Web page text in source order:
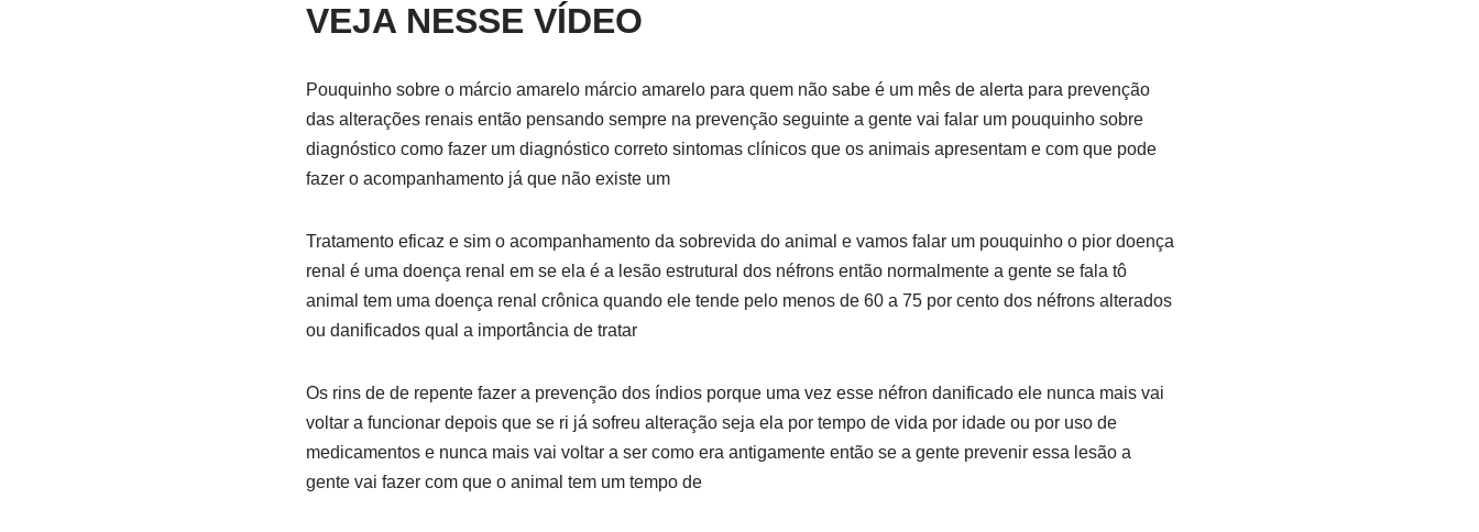
VEJA NESSE VÍDEO
Pouquinho sobre o márcio amarelo márcio amarelo para quem não sabe é um mês de alerta para prevenção
das alterações renais então pensando sempre na prevenção seguinte a gente vai falar um pouquinho sobre
diagnóstico como fazer um diagnóstico correto sintomas clínicos que os animais apresentam e com que pode
fazer o acompanhamento já que não existe um
Tratamento eficaz e sim o acompanhamento da sobrevida do animal e vamos falar um pouquinho o pior doença
renal é uma doença renal em se ela é a lesão estrutural dos néfrons então normalmente a gente se fala tô
animal tem uma doença renal crônica quando ele tende pelo menos de 60 a 75 por cento dos néfrons alterados
ou danificados qual a importância de tratar
Os rins de de repente fazer a prevenção dos índios porque uma vez esse néfron danificado ele nunca mais vai
voltar a funcionar depois que se ri já sofreu alteração seja ela por tempo de vida por idade ou por uso de
medicamentos e nunca mais vai voltar a ser como era antigamente então se a gente prevenir essa lesão a
gente vai fazer com que o animal tem um tempo de